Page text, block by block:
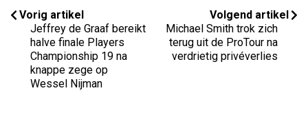
Vorig artikel
Jeffrey de Graaf bereikt
halve finale Players
Championship 19 na
knappe zege op
Wessel Nijman
Volgend artikel
Michael Smith trok zich
terug uit de ProTour na
verdrietig privéverlies